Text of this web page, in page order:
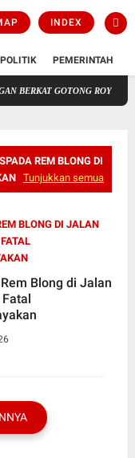
INDEX
POLITIK PEMERINTAH
BATU GALING
REM BLONG DI
Tunjukkan semua
BLONG DI JALAN
Blong di Jalan